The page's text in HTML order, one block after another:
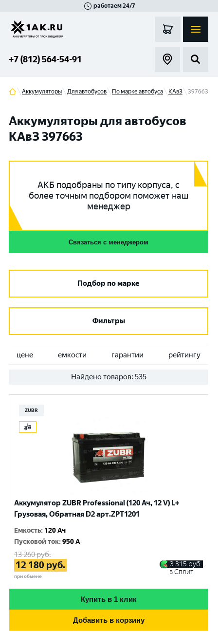
работаем 24/7
+7 (812) 564-54-91
Аккумуляторы Для автобусов По марке автобуса КАвЗ 397663
Аккумуляторы для автобусов
КАвЗ 397663
АКБ подобраны по типу корпуса, с
более точным подбором поможет наш
менеджер
Связаться с менеджером
Подбор по марке
Фильтры
цене емкости гарантии рейтингу
Найдено товаров: 535
ZUBR
Аккумулятор ZUBR Professional (120 Ач, 12 V) L+
Грузовая, Обратная D2 арт.ZPT1201
Емкость: 120 Ач
Пусковой ток:950 A
13 260руб.
12 180 руб.
при обмене
3 315 руб.
в Сплит
Купить в 1 клик
Добавить в корзину
Гатчина